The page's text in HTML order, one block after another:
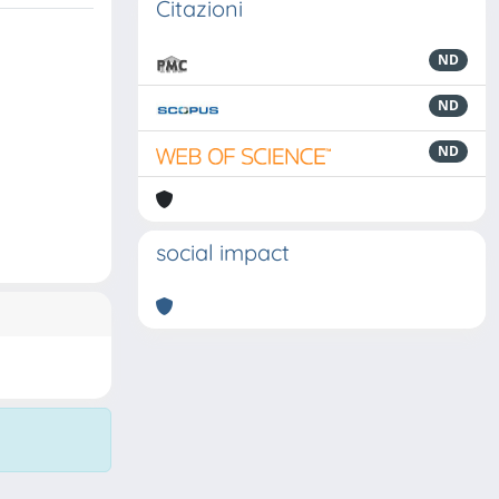
Citazioni
ND
ND
ND
social impact